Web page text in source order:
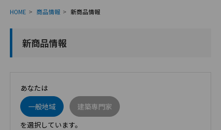
HOME 商品情報 新商品情報
新商品情報
あなたは
一般地域
建築専門家
を選択しています。